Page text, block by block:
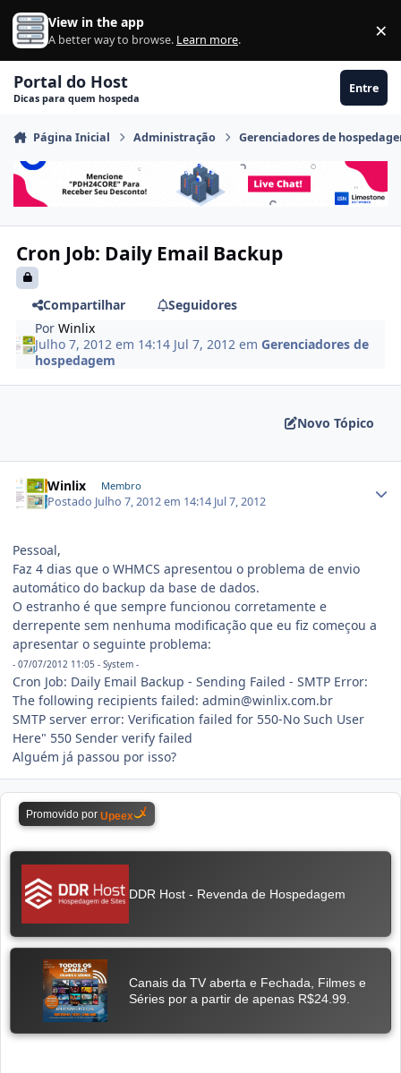
Ir para conteúdo
View in the app
A better way to browse. Learn more. ×
Portal do Host
Dicas para quem hospeda
Entre
Página Inicial Administração Gerenciadores de
Cron Job: Daily Email Backup
Compartilhar
Seguidores
PorWinlix
Julho 7, 2012 em 14:14 Jul 7, 2012 emGerenciadores de
hospedagem
Novo Tópico
Winlix Membro
Postado Julho 7, 2012 em 14:14 Jul 7, 2012
Pessoal,
Faz 4 dias que o WHMCS apresentou o problema de envio
automático do backup da base de dados.
O estranho é que sempre funcionou corretamente e
derrepente sem nenhuma modificação que eu fiz começou a
apresentar o seguinte problema:
- 07/07/2012 11:05 - System -
Cron Job: Daily Email Backup - Sending Failed - SMTP Error:
The following recipients failed: admin@winlix.com.br
SMTP server error: Verification failed for 550-No Such User
Here" 550 Sender verify failed
Alguém já passou por isso?